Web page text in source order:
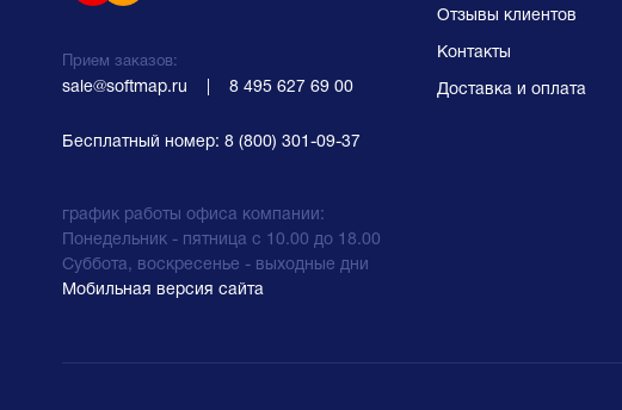
Прием заказов:
sale@softmap.ru 8 495 627 69 00
Бесплатный номер: 8 (800) 301-09-37
график работы офиса компании:
Понедельник - пятница с 10.00 до 18.00
Суббота, воскресенье - выходные дни
Отзывы клиентов
Контакты
Доставка и оплата
Мобильная версия сайта